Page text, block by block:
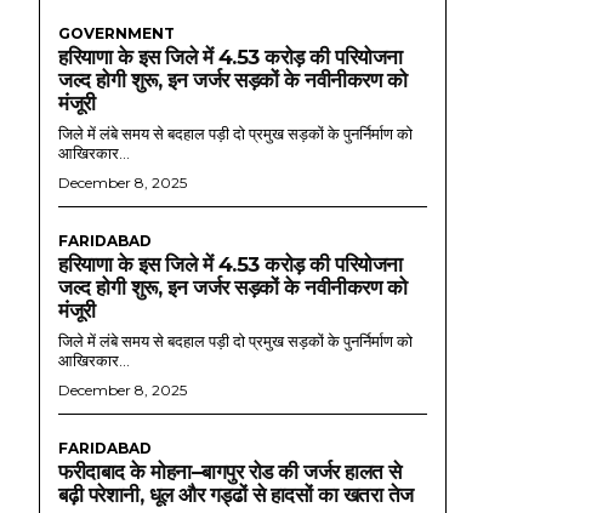
GOVERNMENT
हरियाणा के इस जिले में 4.53 करोड़ की परियोजना
जल्द होगी शुरू, इन जर्जर सड़कों के नवीनीकरण को
मंजूरी
जिले में लंबे समय से बदहाल पड़ी दो प्रमुख सड़कों के पुनर्निर्माण को
आखिरकार...
December 8, 2025
FARIDABAD
हरियाणा के इस जिले में 4.53 करोड़ की परियोजना
जल्द होगी शुरू, इन जर्जर सड़कों के नवीनीकरण को
मंजूरी
जिले में लंबे समय से बदहाल पड़ी दो प्रमुख सड़कों के पुनर्निर्माण को
आखिरकार...
December 8, 2025
FARIDABAD
फरीदाबाद के मोहना–बागपुर रोड की जर्जर हालत से
बढ़ी परेशानी, धूल और गड्ढों से हादसों का खतरा तेज